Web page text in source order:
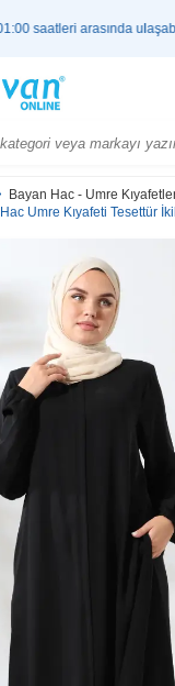
saatleri arasında
Bayan Hac - Umre
Umre Kıyafeti Tesettür